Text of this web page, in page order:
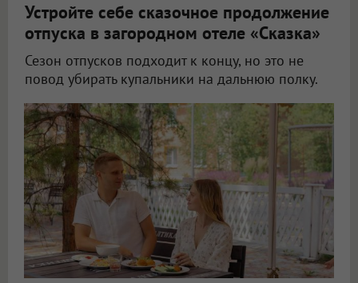
Устройте себе сказочное продолжение
отпуска в загородном отеле «Сказка»
Сезон отпусков подходит к концу, но это не
повод убирать купальники на дальнюю полку.